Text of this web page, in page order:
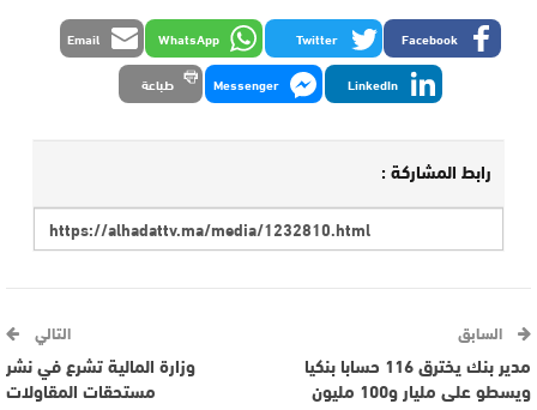
Facebook
Twitter
WhatsApp
Email
LinkedIn
Messenger طباعة
رابط المشاركة :
السابق
مدير بنك يخترق 116 حسابا بنكيا
ويسطو على مليار و100 مليون
التالي
وزارة المالية تشرع في نشر
مستحقات المقاولات